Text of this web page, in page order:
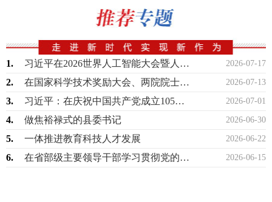
2026-07-17
1. 习近平在2026世界人工智能大会暨人工智能全球治理高级别会议开幕式上的主旨讲话
2026-07-13
2. 在国家科学技术奖励大会、两院院士大会、中国科协第十一次全国代表大会上的讲话
2026-07-01
3. 习近平：在庆祝中国共产党成立105周年大会上的讲话
2026-06-30
4. 做焦裕禄式的县委书记
2026-06-22
5. 一体推进教育科技人才发展
2026-06-15
6. 在省部级主要领导干部学习贯彻党的二十届四中全会精神专题研讨班上的讲话